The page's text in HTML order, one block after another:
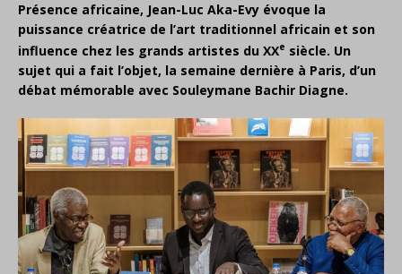
Présence africaine, Jean-Luc Aka-Evy évoque la
puissance créatrice de l’art traditionnel africain et son
influence chez les grands artistes du XXe siècle. Un
sujet qui a fait l’objet, la semaine dernière à Paris, d’un
débat mémorable avec Souleymane Bachir Diagne.